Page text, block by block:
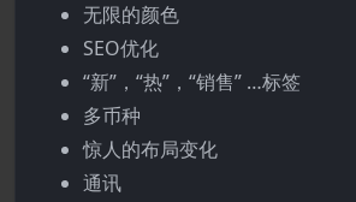
无限的颜色
SEO优化
“新”，“热”，“销售” …标签
多币种
惊人的布局变化
通讯